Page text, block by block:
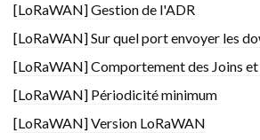
[LoRaWAN] Gestion de l'ADR
[LoRaWAN] Sur quel port envoyer les
[LoRaWAN] Comportement des Joins
[LoRaWAN] Périodicité minimum
[LoRaWAN] Version LoRaWAN